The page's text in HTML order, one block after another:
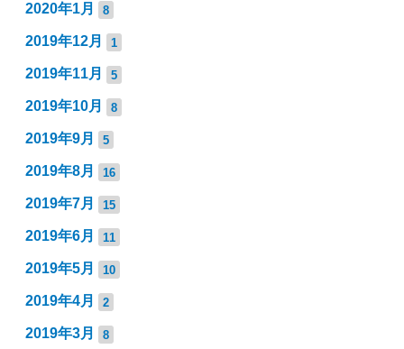
2020年1月 8
2019年12月 1
2019年11月 5
2019年10月 8
2019年9月 5
2019年8月 16
2019年7月 15
2019年6月 11
2019年5月 10
2019年4月 2
2019年3月 8